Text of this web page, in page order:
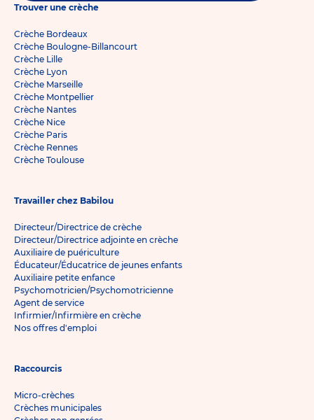
Trouver une crèche
Crèche Bordeaux
Crèche Boulogne-Billancourt
Crèche Lille
Crèche Lyon
Crèche Marseille
Crèche Montpellier
Crèche Nantes
Crèche Nice
Crèche Paris
Crèche Rennes
Crèche Toulouse
Travailler chez Babilou
Directeur/Directrice de crèche
Directeur/Directrice adjointe en crèche
Auxiliaire de puériculture
Éducateur/Éducatrice de jeunes enfants
Auxiliaire petite enfance
Psychomotricien/Psychomotricienne
Agent de service
Infirmier/Infirmière en crèche
Nos offres d'emploi
Raccourcis
Micro-crèches
Crèches municipales